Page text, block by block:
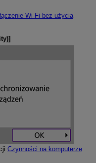
Wi-Fi bez użycia
]
Czynności na komputerze